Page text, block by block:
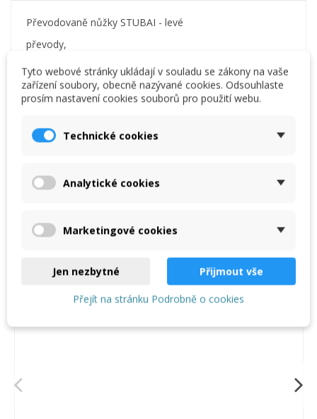
Převodovaně nůžky STUBAI - levé
převody,
přesné a souvislé stříhání,
pogumované roučky,
hmotnost 0,5 kg
Nůžky na plech STUBAI
Tyto webové stránky ukládají v souladu se zákony na vaše
zařízení soubory, obecně nazývané cookies. Odsouhlaste
prosím nastavení cookies souborů pro použití webu.
Technické cookies
Analytické cookies
Marketingové cookies
Jen nezbytné Přijmout vše
Přejít na stránku Podrobně o cookies